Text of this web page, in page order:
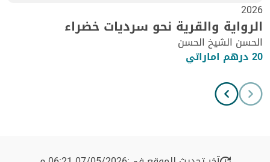
2026
الرواية والقرية نحو سرديات خضراء
الحسن الشيخ الحسن
20 درهم اماراتي